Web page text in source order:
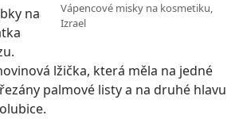
Vápencové misky na kosmetiku,
Izrael
na
lžička, která měla na jedné
palmové listy a na druhé hlavu